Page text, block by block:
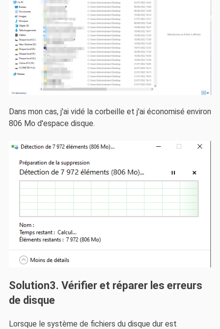
Dans mon cas, j'ai vidé la corbeille et j'ai économisé environ
806 Mo d'espace disque.
Solution3. Vérifier et réparer les erreurs
de disque
Lorsque le système de fichiers du disque dur est